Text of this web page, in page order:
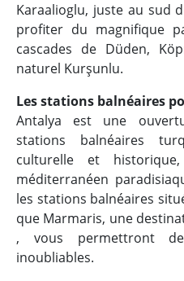
Karaalioglu, juste au sud
profiter du magnifique
cascades de Düden,
naturel Kurşunlu.
Les stations balnéaires
Antalya est une
stations balnéaires
culturelle et
méditerranéen
les stations balnéaires
que Marmaris, une
, vous permettront
inoubliables.